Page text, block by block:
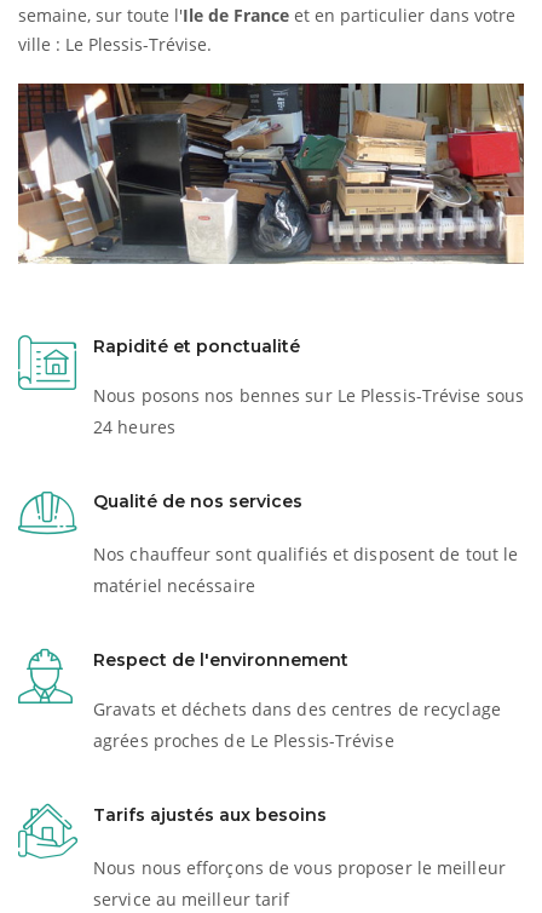
semaine, sur toute l'Ile de France et en particulier dans votre
ville : Le Plessis-Trévise.
Rapidité et ponctualité
Nous posons nos bennes sur Le Plessis-Trévise sous
24 heures
Qualité de nos services
Nos chauffeur sont qualifiés et disposent de tout le
matériel necéssaire
Respect de l'environnement
Gravats et déchets dans des centres de recyclage
agrées proches de Le Plessis-Trévise
Tarifs ajustés aux besoins
Nous nous efforçons de vous proposer le meilleur
service au meilleur tarif